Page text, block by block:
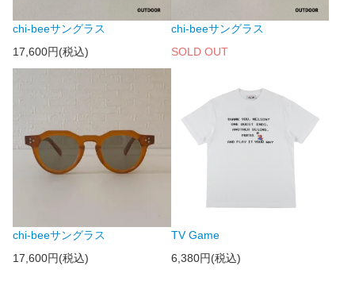
chi-beeサングラス
17,600円(税込)
chi-beeサングラス
SOLD OUT
chi-beeサングラス
17,600円(税込)
TV Game
6,380円(税込)